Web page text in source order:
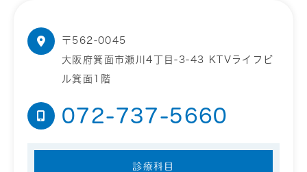
〒562-0045
大阪府箕面市瀬川4丁目-3-43 KTVライフビ
ル箕面1階
072-737-5660
診療科目